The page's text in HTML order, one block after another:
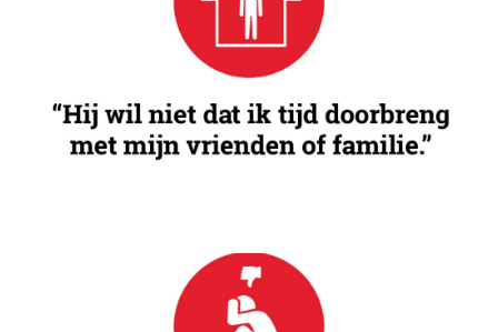
Isoleren
Gevoel van toenemende afzondering van je vrienden,
familie of je netwerk.